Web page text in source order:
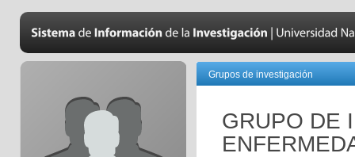
Grupos de investigación
GRUPO DE